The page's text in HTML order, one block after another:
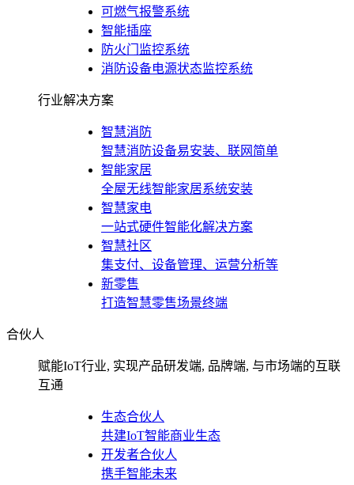
可燃气报警系统
智能插座
防火门监控系统
消防设备电源状态监控系统
行业解决方案
智慧消防
智慧消防设备易安装、联网简单
智能家居
全屋无线智能家居系统安装
智慧家电
一站式硬件智能化解决方案
智慧社区
集支付、设备管理、运营分析等
新零售
打造智慧零售场景终端
合伙人
赋能IoT行业, 实现产品研发端, 品牌端, 与市场端的互联
互通
生态合伙人
共建IoT智能商业生态
开发者合伙人
携手智能未来